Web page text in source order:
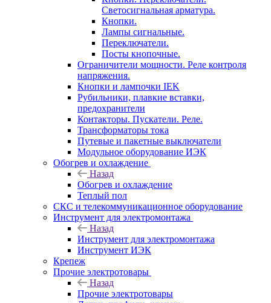
Светосигнальная арматура.
Кнопки.
Лампы сигнальные.
Переключатели.
Посты кнопочные.
Ограничители мощности. Реле контроля
напряжения.
Кнопки и лампочки IEK
Рубильники, плавкие вставки,
предохранители
Контакторы. Пускатели. Реле.
Трансформаторы тока
Путевые и пакетные выключатели
Модульное оборудование ИЭК
Обогрев и охлаждение
Назад
Обогрев и охлаждение
Теплый пол
СКС и телекоммуникационное оборудование
Инструмент для электромонтажа
Назад
Инструмент для электромонтажа
Инструмент ИЭК
Крепеж
Прочие электротовары
Назад
Прочие электротовары